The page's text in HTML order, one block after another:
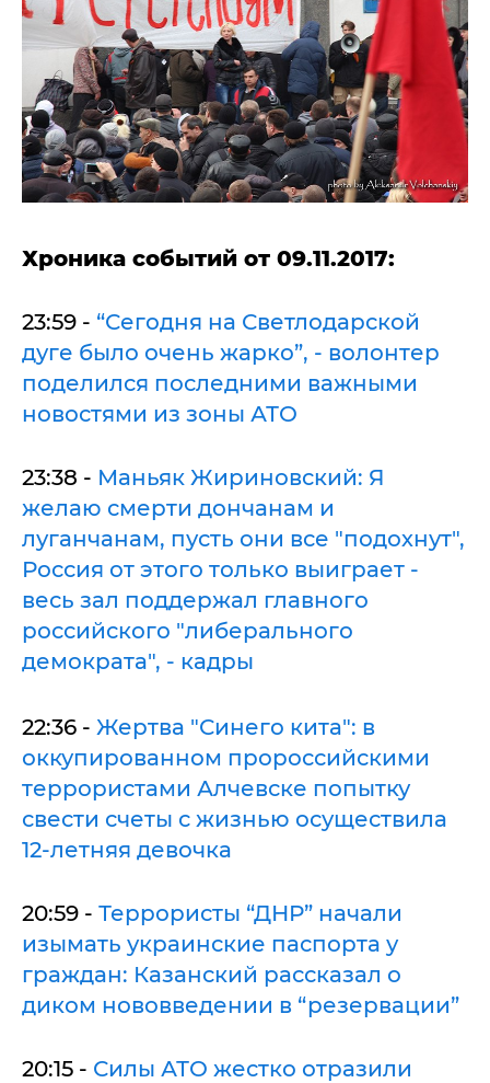
Хроника событий от 09.11.2017:
23:59 - “Сегодня на Светлодарской
дуге было очень жарко”, - волонтер
поделился последними важными
новостями из зоны АТО
23:38 - Маньяк Жириновский: Я
желаю смерти дончанам и
луганчанам, пусть они все "подохнут",
Россия от этого только выиграет -
весь зал поддержал главного
российского "либерального
демократа", - кадры
22:36 - Жертва "Синего кита": в
оккупированном пророссийскими
террористами Алчевске попытку
свести счеты с жизнью осуществила
12-летняя девочка
20:59 - Террористы “ДНР” начали
изымать украинские паспорта у
граждан: Казанский рассказал о
диком нововведении в “резервации”
20:15 - Силы АТО жестко отразили